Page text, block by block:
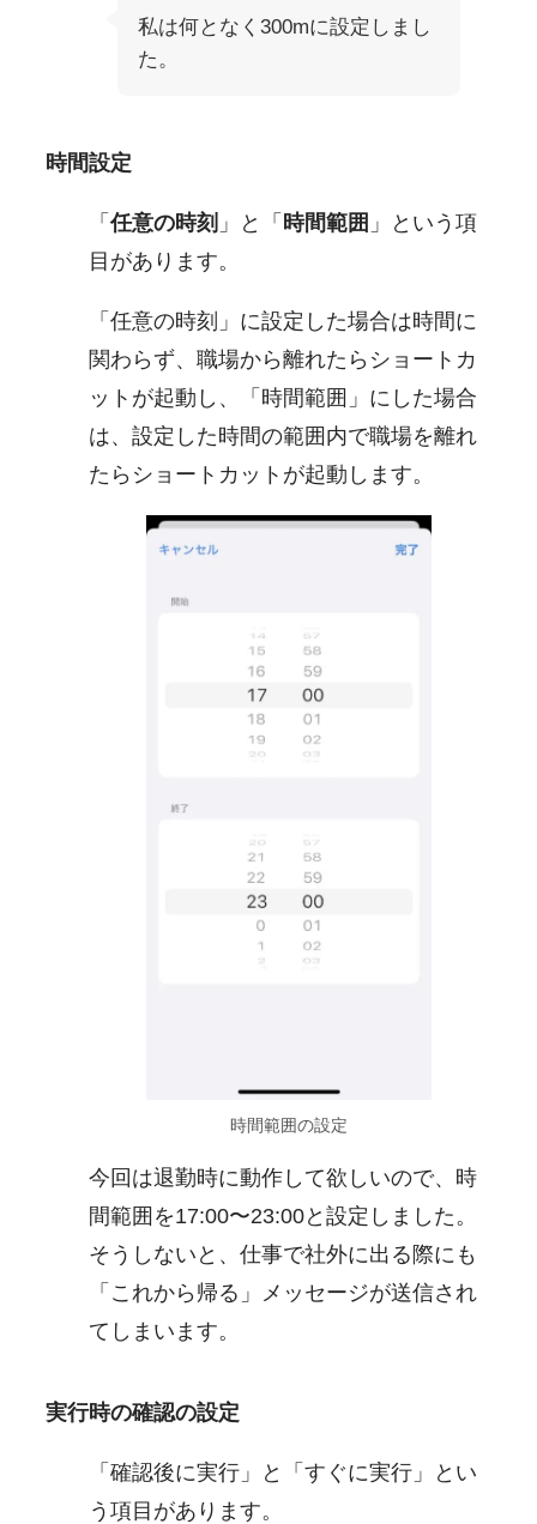
私は何となく300mに設定しまし
た。
時間設定
「任意の時刻 」と「 時間範囲 」という項
目があります。
「任意の時刻」に設定した場合は時間に
関わらず、職場から離れたらショートカ
ットが起動し、「時間範囲」にした場合
は、設定した時間の範囲内で職場を離れ
たらショートカットが起動します。
時間範囲の設定
今回は退勤時に動作して欲しいので、時
間範囲を17:00〜23:00と設定しました。
そうしないと、仕事で社外に出る際にも
「これから帰る」メッセージが送信され
てしまいます。
実行時の確認の設定
「確認後に実行」と「すぐに実行」とい
う項目があります。